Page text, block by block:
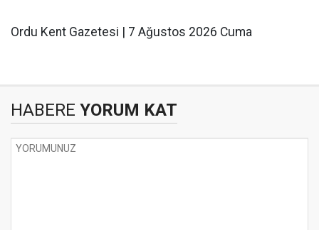
Ordu Kent Gazetesi | 7 Ağustos 2026 Cuma
HABERE YORUM KAT